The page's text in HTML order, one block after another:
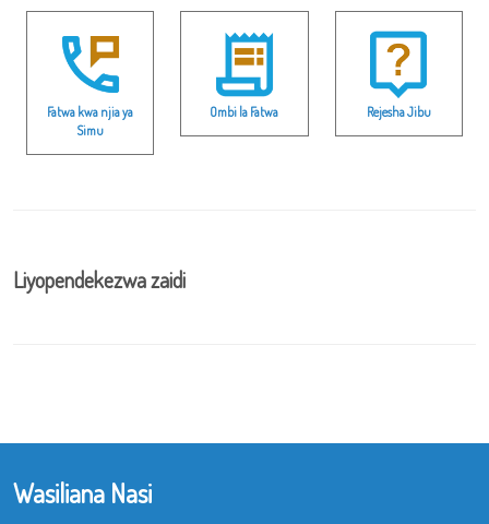
Fatwa kwa njia ya
Simu
Ombi la Fatwa Rejesha Jibu
Liyopendekezwa zaidi
Wasiliana Nasi